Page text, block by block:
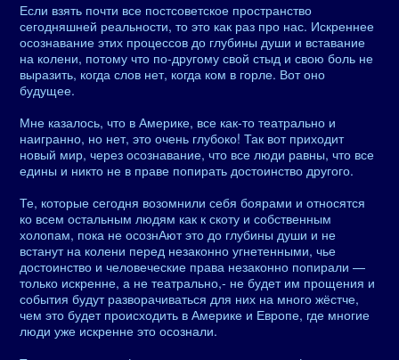
Если взять почти все постсоветское пространство
сегодняшней реальности, то это как раз про нас. Искреннее
осознавание этих процессов до глубины души и вставание
на колени, потому что по-другому свой стыд и свою боль не
выразить, когда слов нет, когда ком в горле. Вот оно
будущее.
Мне казалось, что в Америке, все как-то театрально и
наигранно, но нет, это очень глубоко! Так вот приходит
новый мир, через осознавание, что все люди равны, что все
едины и никто не в праве попирать достоинство другого.
Те, которые сегодня возомнили себя боярами и относятся
ко всем остальным людям как к скоту и собственным
холопам, пока не осознАют это до глубины души и не
встанут на колени перед незаконно угнетенными, чье
достоинство и человеческие права незаконно попирали —
только искренне, а не театрально,- не будет им прощения и
события будут разворачиваться для них на много жёстче,
чем это будет происходить в Америке и Европе, где многие
люди уже искренне это осознали.